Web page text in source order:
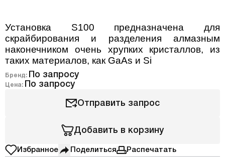
Установка S100 предназначена для
скрайбирования и разделения алмазным
наконечником очень хрупких кристаллов, из
таких материалов, как GaAs и Si
Бренд: По запросу
Цена: По запросу
Отправить запрос
Добавить в корзину
Избранное Поделиться Распечатать